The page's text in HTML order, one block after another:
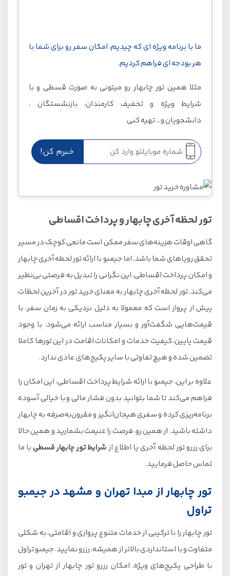
ما با برنامه ویژه ای که چیدیم، امکان سفر رو برای شما با
هر بودجه ای فراهم کردیم.
مثلا همین تور چابهار رو میتونی به صورت قسطی و با
شرایط ویژه و تخفیف کارمندان، بازنشستگان ،
دانشجویان و... تهیه کنی
تور لحظه آخری چابهار و پرداخت اقساطی
گاهی اوقات هزینه‌های سفر ممکن است مانعی کوچک در مسیر
تحقق رویاهای شما باشد، اما جیمبو با ارائه تور لحظه آخری چابهار
و امکان پرداخت اقساطی، این نگرانی را تبدیل به فرصتی بی‌نظیر
می‌کند. تور لحظه آخری چابهار به معنای خرید تور در آخرین لحظات
پیش از پرواز است که معمولا به دلیل نزدیکی به زمان سفر، با
قیمت‌هایی شگفت‌آور و بسیار مناسب ارائه می‌شود. با وجود
قیمت پایین، کیفیت خدمات و امکانات اقامت در این تورها کاملا
تضمین شده و هیچ تفاوتی با سایر پکیج‌های عادی ندارد.
علاوه بر این، جیمبو با ارائه شرایط پرداخت اقساطی، این امکان را
فراهم می‌کند تا شما بتوانید بدون فشار مالی و با خیالی آسوده
برنامه‌ریزی کرده و سفری هیجان‌انگیز و مقرون‌به‌صرفه به چابهار
داشته باشید. از همین رو، فرصت را غنیمت بشمارید و همین حالا
برای رزرو تور لحظه آخری یا اطلاع ازشرایط تور چابهار قسطی با ما
تماس حاصل فرمایید.
تور چابهار از مبدا تهران و مشهد در جیمبو
تراول
تور چابهار را با ترکیبی از خدمات متنوع پروازی و اقامتی، به شکلی
متفاوت و با استانداردی بالاتر از همیشه، رزرو نمایید. جیمبو تراول
با طراحی پکیج‌های ویژه، امکان رزرو تور چابهار از تهران و تور